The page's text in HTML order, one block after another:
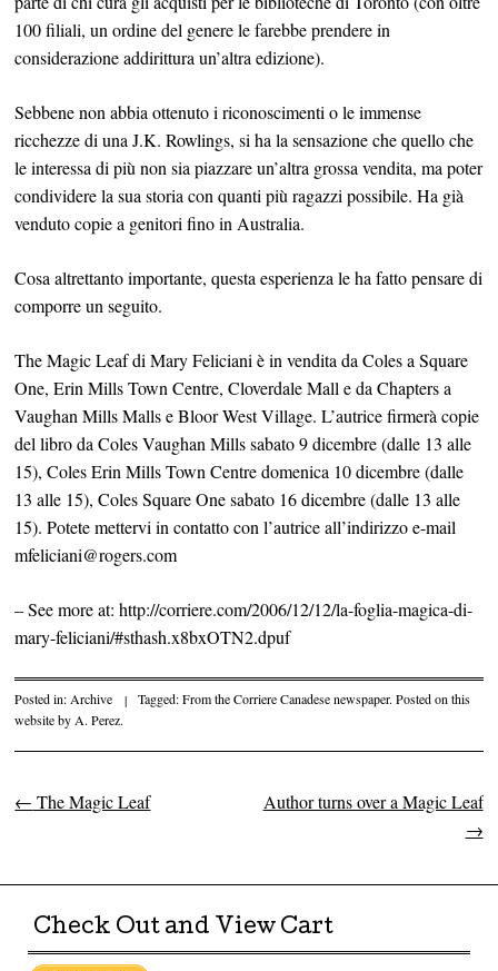
100 filiali, un ordine del genere le farebbe prendere in
considerazione addirittura un’altra edizione).
Sebbene non abbia ottenuto i riconoscimenti o le immense
ricchezze di una J.K. Rowlings, si ha la sensazione che quello che
le interessa di più non sia piazzare un’altra grossa vendita, ma poter
condividere la sua storia con quanti più ragazzi possibile. Ha già
venduto copie a genitori fino in Australia.
Cosa altrettanto importante, questa esperienza le ha fatto pensare di
comporre un seguito.
The Magic Leaf di Mary Feliciani è in vendita da Coles a Square
One, Erin Mills Town Centre, Cloverdale Mall e da Chapters a
Vaughan Mills Malls e Bloor West Village. L’autrice firmerà copie
del libro da Coles Vaughan Mills sabato 9 dicembre (dalle 13 alle
15), Coles Erin Mills Town Centre domenica 10 dicembre (dalle
13 alle 15), Coles Square One sabato 16 dicembre (dalle 13 alle
15). Potete mettervi in contatto con l’autrice all’indirizzo e-mail
mfeliciani@rogers.com
– See more at: http://corriere.com/2006/12/12/la-foglia-magica-di-
mary-feliciani/#sthash.x8bxOTN2.dpuf
Posted in: Archive | Tagged:From the Corriere Canadese newspaper. Posted on this
website by A. Perez.
Post navigation
← The Magic Leaf
Author turns over a Magic Leaf
→
Check Out and View Cart